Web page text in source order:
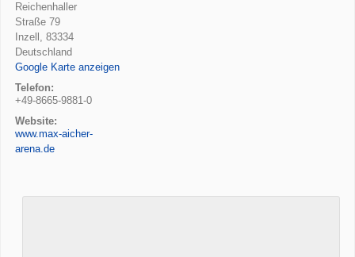
Reichenhaller
Straße 79
Inzell , 83334
Deutschland
Google Karte anzeigen
Telefon:
+49-8665-9881-0
Website:
www.max-aicher-
arena.de